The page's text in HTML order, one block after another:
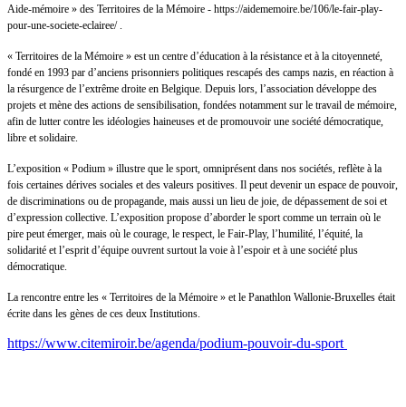
Aide-mémoire » des Territoires de la Mémoire - https://aidememoire.be/106/le-fair-play-
pour-une-societe-eclairee/ .
« Territoires de la Mémoire » est un centre d’éducation à la résistance et à la citoyenneté,
fondé en 1993 par d’anciens prisonniers politiques rescapés des camps nazis, en réaction à
la résurgence de l’extrême droite en Belgique. Depuis lors, l’association développe des
projets et mène des actions de sensibilisation, fondées notamment sur le travail de mémoire,
afin de lutter contre les idéologies haineuses et de promouvoir une société démocratique,
libre et solidaire.
L’exposition « Podium » illustre que le sport, omniprésent dans nos sociétés, reflète à la
fois certaines dérives sociales et des valeurs positives. Il peut devenir un espace de pouvoir,
de discriminations ou de propagande, mais aussi un lieu de joie, de dépassement de soi et
d’expression collective. L’exposition propose d’aborder le sport comme un terrain où le
pire peut émerger, mais où le courage, le respect, le Fair-Play, l’humilité, l’équité, la
solidarité et l’esprit d’équipe ouvrent surtout la voie à l’espoir et à une société plus
démocratique.
La rencontre entre les « Territoires de la Mémoire » et le Panathlon Wallonie-Bruxelles était
écrite dans les gènes de ces deux Institutions.
https://www.citemiroir.be/agenda/podium-pouvoir-du-sport